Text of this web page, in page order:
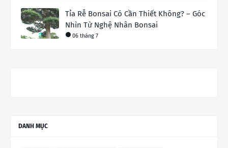
Tỉa Rễ Bonsai Có Cần Thiết Không? – Góc
Nhìn Từ Nghệ Nhân Bonsai
06 tháng 7
DANH MỤC